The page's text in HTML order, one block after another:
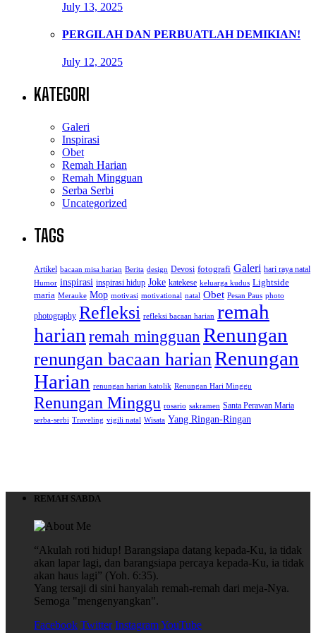
July 13, 2025
PERGILAH DAN PERBUATLAH DEMIKIAN!
July 12, 2025
KATEGORI
Galeri
Inspirasi
Obet
Remah Harian
Remah Mingguan
Serba Serbi
Uncategorized
TAGS
Artikel bacaan misa harian Berita design Devosi fotografi Galeri hari raya natal
Humor inspirasi inspirasi hidup Joke katekese keluarga kudus Lightside
maria Merauke Mop motivasi motivational natal Obet Pesan Paus photo
photography Refleksi refleksi bacaan harian remah
harian remah mingguan Renungan
renungan bacaan harianRenungan
Harian renungan harian katolik Renungan Hari Minggu
Renungan Minggu rosario sakramen Santa Perawan Maria
serba-serbi Traveling vigili natal Wisata Yang Ringan-Ringan
REMAH SABDA
“Akulah roti hidup! Barangsiapa datang kepada-Ku, ia tidak
akan lapar lagi, dan barangsiapa percaya kepada-Ku, ia tidak
akan haus lagi” (Yoh. 6:35).
Yang tersaji di sini hanyalah remah-remah dari meja-Nya.
Semoga "mengenyangkan".
Facebook Twitter InstagramYouTube